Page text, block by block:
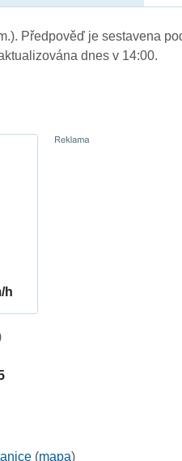
Předpověď je sestavena
dnes v 14:00.
h
(mapa)